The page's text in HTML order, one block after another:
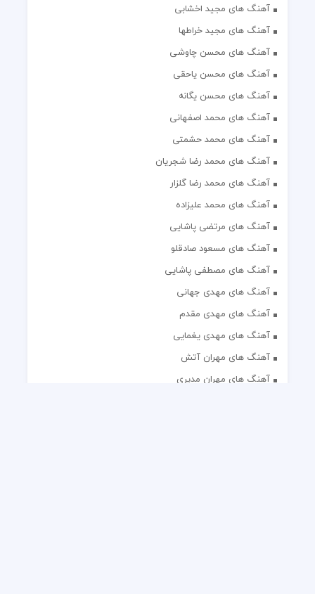
آهنگ های مجید اخشابی
آهنگ های مجید خراطها
آهنگ های محسن چاوشی
آهنگ های محسن یاحقی
آهنگ های محسن یگانه
آهنگ های محمد اصفهانی
آهنگ های محمد حشمتی
آهنگ های محمد رضا شجریان
آهنگ های محمد رضا گلزار
آهنگ های محمد علیزاده
آهنگ های مرتضی پاشایی
آهنگ های مسعود صادقلو
آهنگ های مصطفی پاشایی
آهنگ های مهدی جهانی
آهنگ های مهدی مقدم
آهنگ های مهدی یغمایی
آهنگ های مهران آتش
آهنگ های مهران مدیری